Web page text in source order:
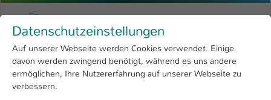
Menu
Forschung 4
Open submenu
Hochschule
Zum Hauptinhalt springen
Hochschule Kaiserslautern
Sie sind hier:
Menschen und Projekte
Datenschutzeinstellungen
Auf unserer Webseite werden Cookies verwendet. Einige
davon werden zwingend benötigt, während es uns andere
ermöglichen, Ihre Nutzererfahrung auf unserer Webseite zu
verbessern.